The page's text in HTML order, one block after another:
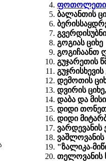
ბალანთის
გოგიას ციხე
გოგიჩაანთ
გუჯარეთის
დემოთის
დვირის
დაბა და
დიდი
დიდი
ვარდევანის
ვაშლოვანის
"ზალიკა-
თელოვანის